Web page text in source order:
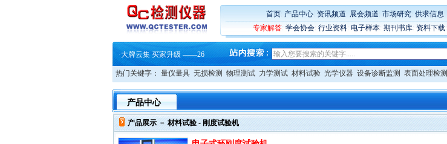
首页: 产品中心: 资讯频道: 展会频道: 市场研究: 供求信息:
专家解答: 学会协会: 行业资料: 电子样本: 期刊书库: 资料下载:
·蔡司软件 | 高效变形分析能
·铸就AI服务器质量动脉 – 高
·铸就AI服务器质量动脉 – 高
·ZEISS BOSELLO ADR 让内部缺
大牌云集 买家升级 ——26
·蔡司软件 | 高效变形分析能
·铸就AI服务器质量动脉 – 高
·铸就AI服务器质量动脉 – 高
·ZEISS BOSELLO ADR 让内部缺
热门关键字： 量仪量具 无损检测 物理测试 力学测试 材料试验 光学仪器 设备诊断监测 表面处理检测
产品中心
产品展示 － 材料试验- 刚度试验机